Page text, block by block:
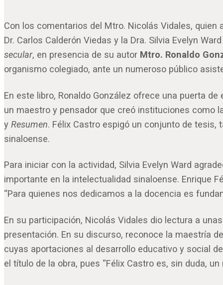
Con los comentarios del Mtro. Nicolás Vidales,
Dr. Carlos Calderón Viedas y la Dra. Silvia Evelyn
secular, en presencia de su autor Mtro. Ronaldo
organismo colegiado, ante un numeroso público
En este libro, Ronaldo González ofrece una puerta
un maestro y pensador que creó instituciones como
y Resumen. Félix Castro espigó un conjunto de
sinaloense.
Para iniciar con la actividad, Silvia Evelyn Ward
importante en la intelectualidad sinaloense. Enrique
“Para quienes nos dedicamos a la docencia es
En su participación, Nicolás Vidales dio lectura a
presentación. En su discurso, reconoce la maestría
cuyas aportaciones al desarrollo educativo y social
el título de la obra, pues “Félix Castro es, sin duda,